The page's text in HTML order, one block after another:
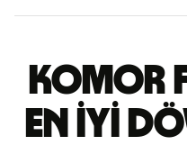
Komor
en iyi